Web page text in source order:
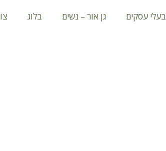
בעלי עסקים גן אור – נשים בלוג